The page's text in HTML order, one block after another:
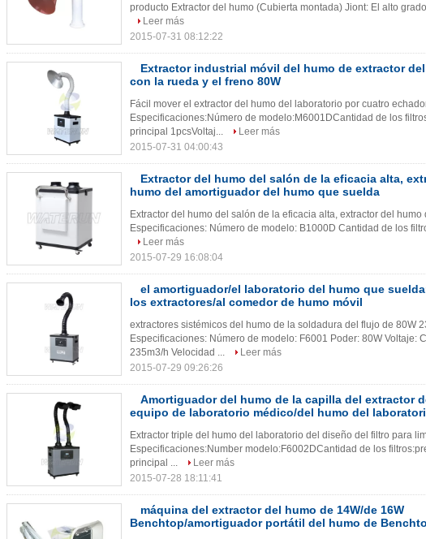
producto Extractor del humo (Cubierta montada) Jiont: El alto
Leer más
2015-07-31 08:12:22
Extractor industrial móvil del humo de extractor
con la rueda y el freno 80W
Fácil mover el extractor del humo del laboratorio por cuatro
Especificaciones:Número de modelo:M6001DCantidad de los
principal 1pcsVoltaj...
Leer más
2015-07-31 04:00:43
Extractor del humo del salón de la eficacia alta,
humo del amortiguador del humo que suelda
Extractor del humo del salón de la eficacia alta, extractor del
Especificaciones: Número de modelo: B1000D Cantidad de los
Leer más
2015-07-29 16:08:04
el amortiguador/el laboratorio del humo que
los extractores/al comedor de humo móvil
extractores sistémicos del humo de la soldadura del flujo de 80W
Especificaciones: Número de modelo: F6001 Poder: 80W Voltaje:
235m3/h Velocidad ...
Leer más
2015-07-29 09:26:26
Amortiguador del humo de la capilla del extractor
equipo de laboratorio médico/del humo del
Extractor triple del humo del laboratorio del diseño del filtro para
Especificaciones:Number modelo:F6002DCantidad de los
principal ...
Leer más
2015-07-28 18:11:41
máquina del extractor del humo de 14W/de 16W
Benchtop/amortiguador portátil del humo de